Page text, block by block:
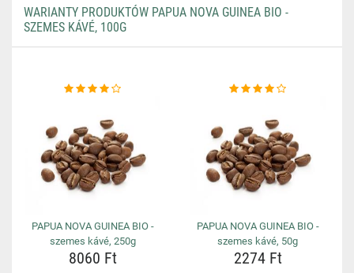
WARIANTY PRODUKTÓW PAPUA NOVA GUINEA BIO -
SZEMES KÁVÉ, 100G
PAPUA NOVA GUINEA BIO -
szemes kávé, 250g
8060 Ft
PAPUA NOVA GUINEA BIO -
szemes kávé, 50g
2274 Ft